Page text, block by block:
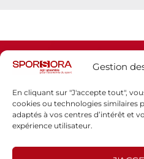
Gestion
En cliquant sur "J'accepte tout",
cookies ou technologies similaires
adaptés à vos centres d’intérêt et
expérience utilisateur.
Espace
Politique de